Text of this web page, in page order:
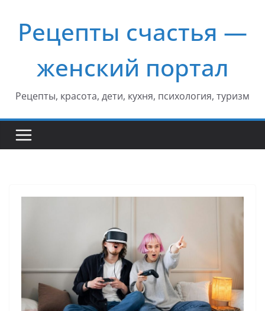
содержимому
Рецепты счастья —
женский портал
Рецепты, красота, дети, кухня, психология, туризм